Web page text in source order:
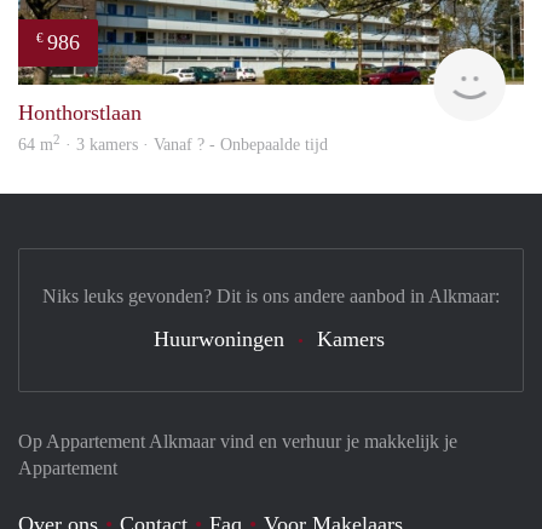
€ 986
Honthorstlaan
64 m2 · 3 kamers · Vanaf ? - Onbepaalde tijd
Op Appartement Alkmaar vind en verhuur je makkelijk je
Appartement
Over ons Contact Faq Voor Makelaars
Niks leuks gevonden? Dit is ons andere aanbod in Alkmaar:
Huurwoningen Kamers